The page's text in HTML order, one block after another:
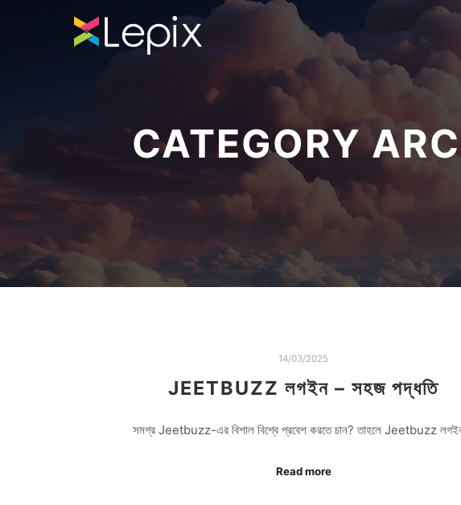
CATEGORY
14/03/2025
JEETBUZZ লগইন – সহজ পদ্ধতি
সমগ্র Jeetbuzz-এর বিশাল বিশ্বে প্রবেশ করতে চান? তাহলে Jeetbuzz
Read more